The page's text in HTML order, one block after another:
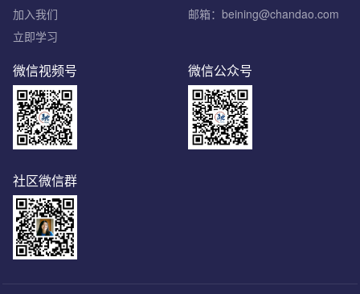
邮箱：beining@chandao.com
加入我们
立即学习
微信公众号
微信视频号
社区微信群